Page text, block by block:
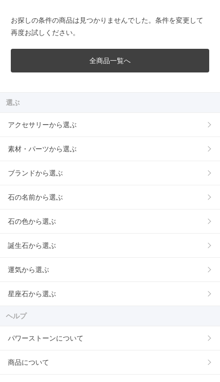
お探しの条件の商品は見つかりませんでした。条件を変更して
再度お試しください。
全商品一覧へ
選ぶ
アクセサリーから選ぶ
素材・パーツから選ぶ
ブランドから選ぶ
石の名前から選ぶ
石の色から選ぶ
誕生石から選ぶ
運気から選ぶ
星座石から選ぶ
ヘルプ
パワーストーンについて
商品について